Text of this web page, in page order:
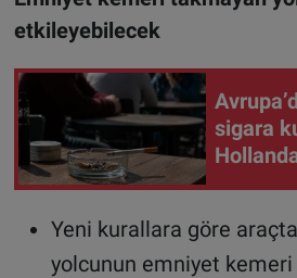
etkileyebilecek
sigara
Yeni kurallara göre
yolcunun emniyet kemeri